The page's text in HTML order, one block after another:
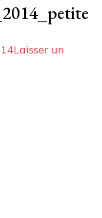
Laisser un